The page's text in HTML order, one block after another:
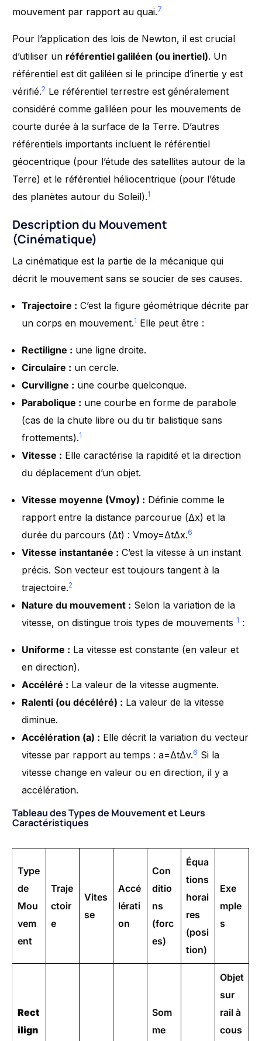
mouvement par rapport au quai.7
Pour l’application des lois de Newton, il est crucial
d’utiliser un référentiel galiléen (ou inertiel). Un
référentiel est dit galiléen si le principe d’inertie y est
vérifié.2 Le référentiel terrestre est généralement
considéré comme galiléen pour les mouvements de
courte durée à la surface de la Terre. D’autres
référentiels importants incluent le référentiel
géocentrique (pour l’étude des satellites autour de la
Terre) et le référentiel héliocentrique (pour l’étude
des planètes autour du Soleil).1
Description du Mouvement
(Cinématique)
La cinématique est la partie de la mécanique qui
décrit le mouvement sans se soucier de ses causes.
Trajectoire : C’est la figure géométrique décrite par
un corps en mouvement.1 Elle peut être :
Rectiligne : une ligne droite.
Circulaire : un cercle.
Curviligne : une courbe quelconque.
Parabolique : une courbe en forme de parabole
(cas de la chute libre ou du tir balistique sans
frottements).1
Vitesse : Elle caractérise la rapidité et la direction
du déplacement d’un objet.
Vitesse moyenne (Vmoy​) : Définie comme le
rapport entre la distance parcourue (Δx) et la
durée du parcours (Δt) : Vmoy​=ΔtΔx​.6
Vitesse instantanée : C’est la vitesse à un instant
précis. Son vecteur est toujours tangent à la
trajectoire.2
Nature du mouvement : Selon la variation de la
vitesse, on distingue trois types de mouvements 1 :
Uniforme : La vitesse est constante (en valeur et
en direction).
Accéléré : La valeur de la vitesse augmente.
Ralenti (ou décéléré) : La valeur de la vitesse
diminue.
Accélération (a) : Elle décrit la variation du vecteur
vitesse par rapport au temps : a=ΔtΔv​.6 Si la
vitesse change en valeur ou en direction, il y a
accélération.
Tableau des Types de Mouvement et Leurs
Caractéristiques
Type
de
Mou
vem
ent
Traje
ctoir
e
Vites
se
Accé
lérati
on
Con
ditio
ns
(forc
es)
Équa
tions
horai
res
(posi
tion)
Exe
mple
s
Rect
ilign
Som
me
Objet
sur
rail à
cous